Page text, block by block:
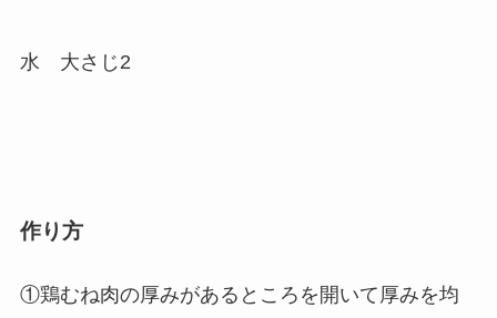
水 大さじ2
作り方
①鶏むね肉の厚みがあるところを開いて厚みを均